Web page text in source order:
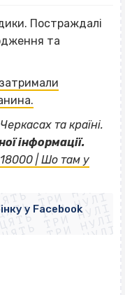
Постраждалі
та
та країні.
інформації.
| Шо там у
ТРИ НУЛІ
ТРИ НУЛІ
ТРИ НУЛІ
ТРИ НУЛІ
ТРИ НУЛІ
ТРИ НУЛІ
ТРИ НУЛІ
ТРИ НУЛІ
у Facebook